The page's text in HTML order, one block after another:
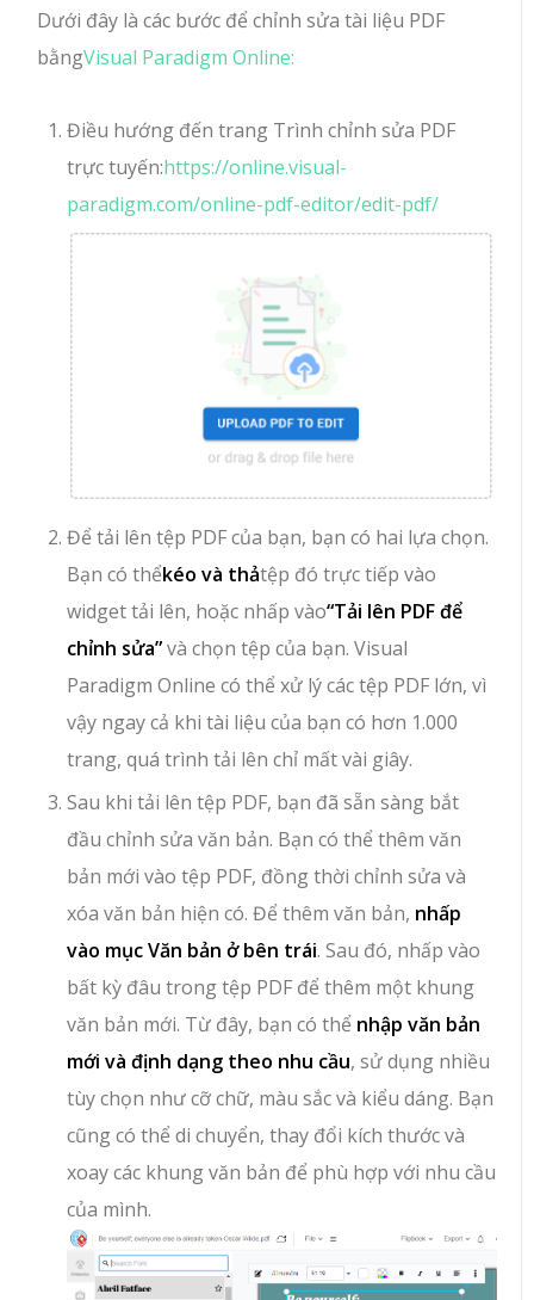
Dưới đây là các bước để chỉnh sửa tài liệu PDF
bằngVisual Paradigm Online:
Điều hướng đến trang Trình chỉnh sửa PDF
trực tuyến:https://online.visual-
paradigm.com/online-pdf-editor/edit-pdf/
Để tải lên tệp PDF của bạn, bạn có hai lựa chọn.
Bạn có thểkéo và thảtệp đó trực tiếp vào
widget tải lên, hoặc nhấp vào“Tải lên PDF để
chỉnh sửa”và chọn tệp của bạn. Visual
Paradigm Online có thể xử lý các tệp PDF lớn, vì
vậy ngay cả khi tài liệu của bạn có hơn 1.000
trang, quá trình tải lên chỉ mất vài giây.
Sau khi tải lên tệp PDF, bạn đã sẵn sàng bắt
đầu chỉnh sửa văn bản. Bạn có thể thêm văn
bản mới vào tệp PDF, đồng thời chỉnh sửa và
xóa văn bản hiện có. Để thêm văn bản, nhấp
vào mục Văn bản ở bên trái. Sau đó, nhấp vào
bất kỳ đâu trong tệp PDF để thêm một khung
văn bản mới. Từ đây, bạn có thể nhập văn bản
mới và định dạng theo nhu cầu, sử dụng nhiều
tùy chọn như cỡ chữ, màu sắc và kiểu dáng. Bạn
cũng có thể di chuyển, thay đổi kích thước và
xoay các khung văn bản để phù hợp với nhu cầu
của mình.